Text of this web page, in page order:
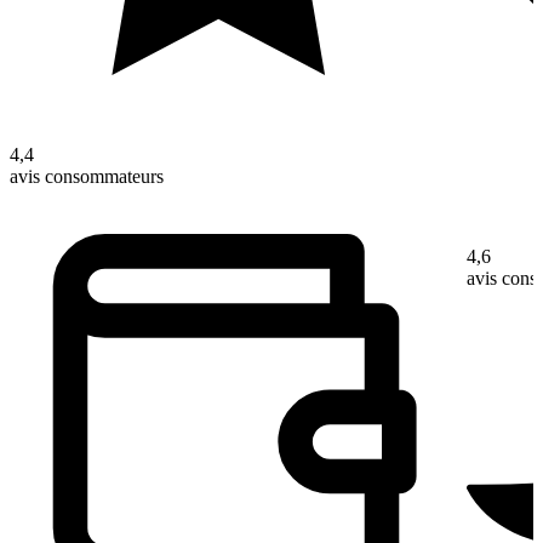
4,4
avis consommateurs
4,6
avis